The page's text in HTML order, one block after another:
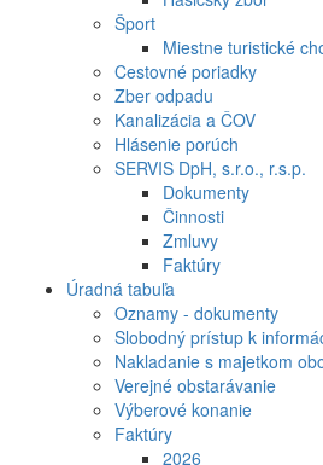
Šport
Miestne turistické
Cestovné poriadky
Zber odpadu
Kanalizácia a ČOV
Hlásenie porúch
SERVIS DpH, s.r.o., r.s.p.
Dokumenty
Činnosti
Zmluvy
Faktúry
Úradná tabuľa
Oznamy - dokumenty
Slobodný prístup k
Nakladanie s majetkom
Verejné obstarávanie
Výberové konanie
Faktúry
2026